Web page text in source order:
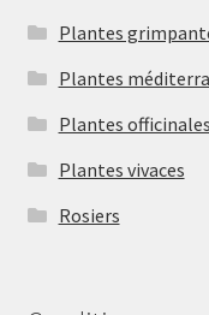
Plantes
Plantes
Plantes officinales
Plantes vivaces
Rosiers